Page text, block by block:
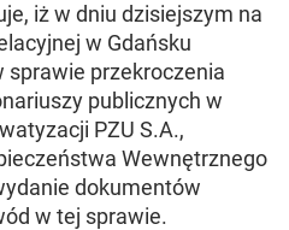
iż w dniu dzisiejszym na
w Gdańsku
przekroczenia
publicznych w
PZU S.A.,
Wewnętrznego
dokumentów
w tej sprawie.